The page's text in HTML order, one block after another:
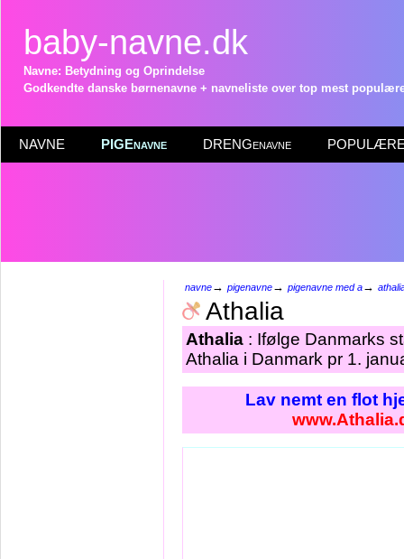
baby-navne.dk
Navne: Betydning og Oprindelse
Godkendte danske børnenavne + navneliste over top mest
NAVNE PIGEnavne DRENGenavne POPULÆRE
navne→ pigenavne→ pigenavne med a→
Athalia
Athalia : Ifølge Danmarks
Athalia i Danmark pr 1.
Lav nemt en flot